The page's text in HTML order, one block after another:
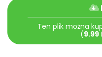
Archiwalne
Pomoc
Promocje
Ten plik można
(9.99